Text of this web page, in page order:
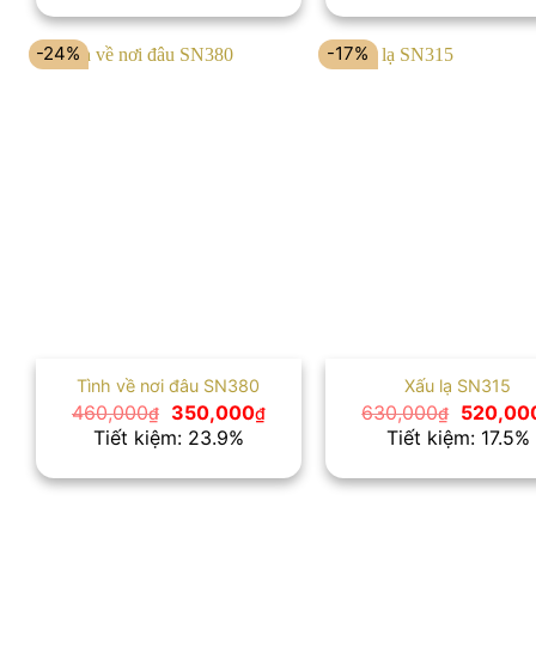
550,000₫.
-24%
Tình về nơi đâu SN380
460,000₫
Giá
gốc
là:
350,000₫Giá
hiện
350,000₫.
Tiết kiệm: 23.9%
-17%
Xấu lạ SN315
630,000₫
Giá
gốc
là:
Tiết kiệm: 17.5%